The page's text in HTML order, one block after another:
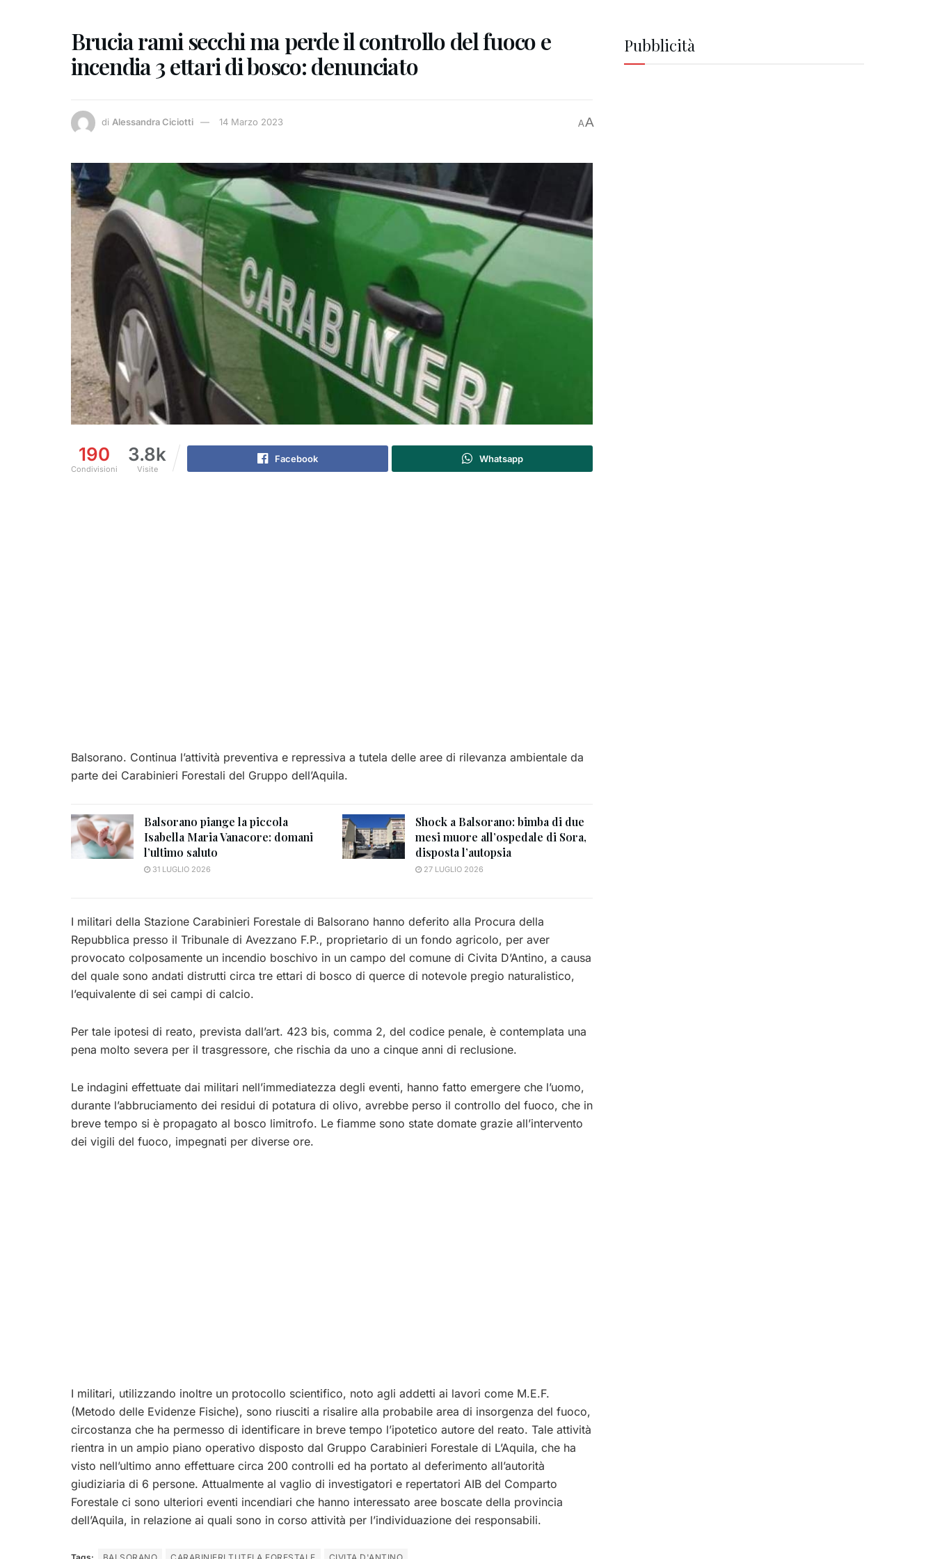
Brucia rami secchi ma perde il controllo del fuoco e
incendia 3 ettari di bosco: denunciato
di Alessandra Ciciotti 14 Marzo 2023 AA
190
Condivisioni
3.8k
Visite
Facebook Whatsapp
Balsorano. Continua l’attività preventiva e repressiva a tutela delle aree di rilevanza ambientale da
parte dei Carabinieri Forestali del Gruppo dell’Aquila.
Balsorano piange la piccola
Isabella Maria Vanacore: domani
l’ultimo saluto
31 LUGLIO 2026
Shock a Balsorano: bimba di due
mesi muore all’ospedale di Sora,
disposta l’autopsia
27 LUGLIO 2026
I militari della Stazione Carabinieri Forestale di Balsorano hanno deferito alla Procura della
Repubblica presso il Tribunale di Avezzano F.P., proprietario di un fondo agricolo, per aver
provocato colposamente un incendio boschivo in un campo del comune di Civita D’Antino, a causa
del quale sono andati distrutti circa tre ettari di bosco di querce di notevole pregio naturalistico,
l’equivalente di sei campi di calcio.
Per tale ipotesi di reato, prevista dall’art. 423 bis, comma 2, del codice penale, è contemplata una
pena molto severa per il trasgressore, che rischia da uno a cinque anni di reclusione.
Le indagini effettuate dai militari nell’immediatezza degli eventi, hanno fatto emergere che l’uomo,
durante l’abbruciamento dei residui di potatura di olivo, avrebbe perso il controllo del fuoco, che in
breve tempo si è propagato al bosco limitrofo. Le fiamme sono state domate grazie all’intervento
dei vigili del fuoco, impegnati per diverse ore.
I militari, utilizzando inoltre un protocollo scientifico, noto agli addetti ai lavori come M.E.F.
(Metodo delle Evidenze Fisiche), sono riusciti a risalire alla probabile area di insorgenza del fuoco,
circostanza che ha permesso di identificare in breve tempo l’ipotetico autore del reato. Tale attività
rientra in un ampio piano operativo disposto dal Gruppo Carabinieri Forestale di L’Aquila, che ha
visto nell’ultimo anno effettuare circa 200 controlli ed ha portato al deferimento all’autorità
giudiziaria di 6 persone. Attualmente al vaglio di investigatori e repertatori AIB del Comparto
Forestale ci sono ulteriori eventi incendiari che hanno interessato aree boscate della provincia
dell’Aquila, in relazione ai quali sono in corso attività per l’individuazione dei responsabili.
Pubblicità